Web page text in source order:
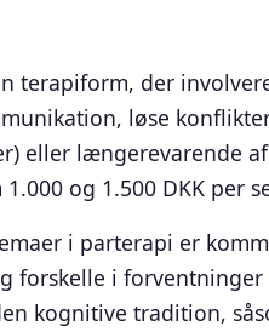
terapiform, der
løse
eller længerevarende
og 1.500 DKK per
i parterapi er
forskelle i
kognitive tradition,